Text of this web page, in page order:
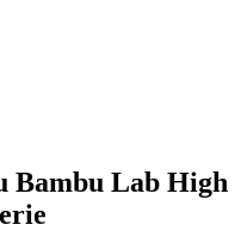
Bambu Lab High